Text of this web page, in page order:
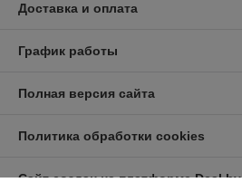
Доставка и оплата
График работы
Полная версия сайта
Политика обработки cookies
Сайт создан на платформе Deal.by